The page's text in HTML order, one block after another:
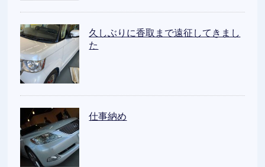
久しぶりに香取まで遠征してきまし
た
仕事納め